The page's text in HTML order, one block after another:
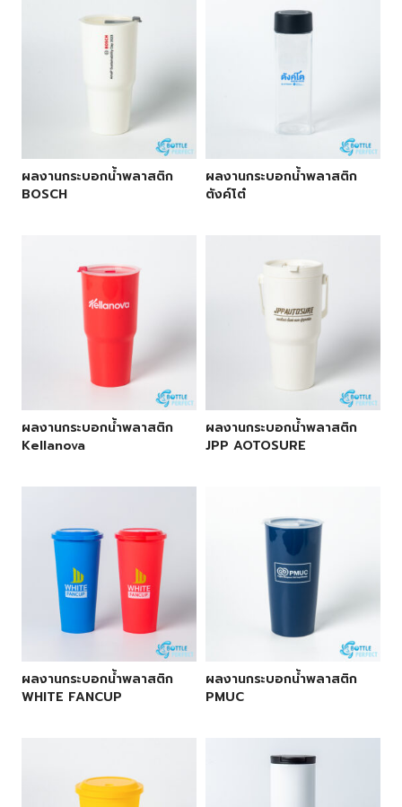
ผลงานกระบอกน้ำพลาสติก
BOSCH
ผลงานกระบอกน้ำพลาสติก
ตังค์โต๋
ผลงานกระบอกน้ำพลาสติก
Kellanova
ผลงานกระบอกน้ำพลาสติก
JPP AOTOSURE
ผลงานกระบอกน้ำพลาสติก
WHITE FANCUP
ผลงานกระบอกน้ำพลาสติก
PMUC